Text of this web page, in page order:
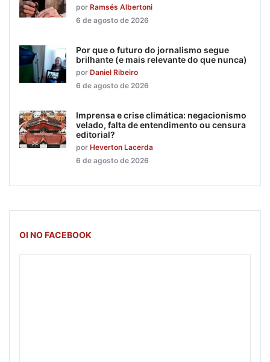
por Ramsés Albertoni
6 de agosto de 2026
Por que o futuro do jornalismo segue
brilhante (e mais relevante do que nunca)
por Daniel Ribeiro
6 de agosto de 2026
Imprensa e crise climática: negacionismo
velado, falta de entendimento ou censura
editorial?
por Heverton Lacerda
6 de agosto de 2026
OI NO FACEBOOK